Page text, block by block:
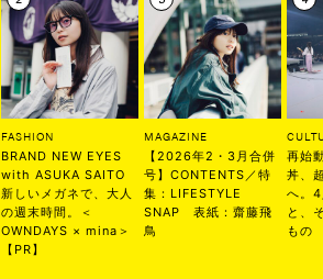
FASHION
BRAND NEW EYES
with ASUKA SAITO
新しいメガネで、大人
の週末時間。＜
OWNDAYS × mina＞
【PR】
MAGAZINE
【2026年2・3月合併
号】CONTENTS／特
集：LIFESTYLE
SNAP 表紙：齋藤飛
鳥
再始
丼、
へ。
と、
もの